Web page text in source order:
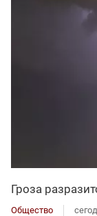
Гроза
Общество